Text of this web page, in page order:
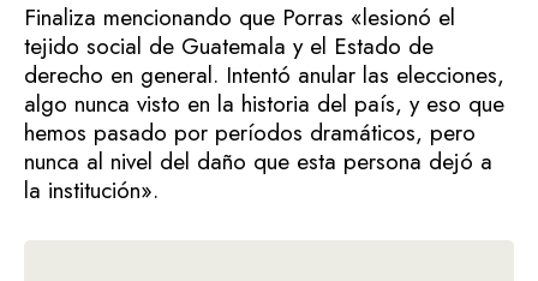
Finaliza mencionando que Porras «lesionó el
tejido social de Guatemala y el Estado de
derecho en general. Intentó anular las elecciones,
algo nunca visto en la historia del país, y eso que
hemos pasado por períodos dramáticos, pero
nunca al nivel del daño que esta persona dejó a
la institución».